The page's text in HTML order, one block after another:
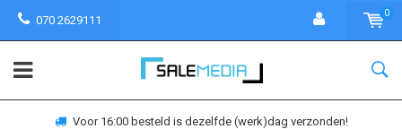
070 2629111
0
Voor 16:00 besteld is dezelfde (werk)dag verzonden!